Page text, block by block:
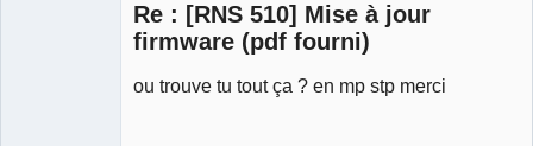
Re : [RNS 510] Mise à jour
firmware (pdf fourni)
ou trouve tu tout ça ? en mp stp merci